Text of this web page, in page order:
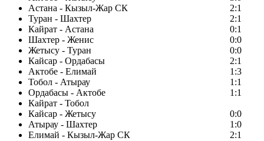
Астана - Кызыл-Жар СК
2:1
Туран - Шахтер
2:1
Кайрат - Астана
0:1
Шахтер - Женис
0:0
Жетысу - Туран
0:0
Кайсар - Ордабасы
2:1
Актобе - Елимай
1:3
Тобол - Атырау
1:1
Ордабасы - Актобе
1:1
Кайрат - Тобол
Кайсар - Жетысу
0:0
Атырау - Шахтер
1:0
Елимай - Кызыл-Жар СК
2:1